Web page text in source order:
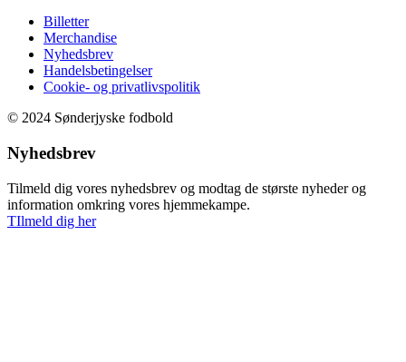
Billetter
Merchandise
Nyhedsbrev
Handelsbetingelser
Cookie- og privatlivspolitik
© 2024 Sønderjyske fodbold
Nyhedsbrev
Tilmeld dig vores nyhedsbrev og modtag de største nyheder og
information omkring vores hjemmekampe.
TIlmeld dig her